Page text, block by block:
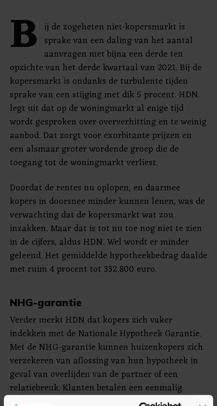
B ij de zogeheten niet-kopersmarkt is
sprake van een daling van het aantal
aanvragen met bijna een derde ten
opzichte van het derde kwartaal van 2021. Bij de
kopersmarkt is ondanks de turbulente tijden
sprake van een stijging met dik 5 procent. HDN
legt uit dat op de woningmarkt al enige tijd
wordt gesproken over oververhitting en te weinig
aanbod. Dat zorgt voor exorbitante prijzen en
een alsmaar groter wordende groep die de
toegang tot de woningmarkt verliest.
Doordat de rentes nu oplopen, en daarmee
kopers in doorsnee minder kunnen lenen, was de
verwachting dat de kopersmarkt wat zou
inzakken. Maar dat is tot nu toe nog niet te zien
in de cijfers, aldus HDN. Wel wordt er minder
geleend. Het gemiddelde hypotheekbedrag daalde
met ruim 4 procent tot 332.800 euro.
NHG-garantie
Verder merkt HDN dat kopers zich vaker
indekken met de Nationale Hypotheek Garantie.
Met de NHG-garantie kunnen huizenkopers zich
verzekeren van aflossing van hun hypotheek in
geval van overlijden van de partner of een
relatiebreuk. Klanten betalen een eenmalig
bedrag voor zo'n garantie. In ruil bieden